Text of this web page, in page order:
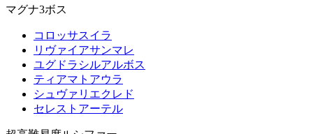
マグナ3ボス
コロッサスイラ
リヴァイアサンマレ
ユグドラシルアルボス
ティアマトアウラ
シュヴァリエクレド
セレストアーテル